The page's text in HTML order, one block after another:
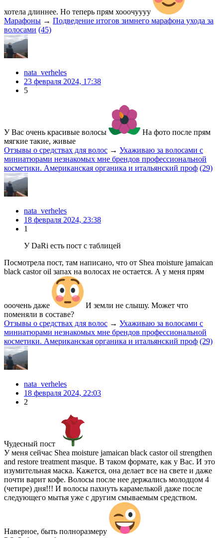
хотела длиннее. Но теперь прям хооочуууу
Марафоны → Подведение итогов зимнего марафона ухода за
волосами (45)
nata_verheles
23 февраля 2024, 17:38
5
У Вас очень красивые волосы
На фото после прям
мягкие такие, живые
Отзывы о средствах для волос → Ухаживаю за волосами с
миниатюрами незнакомых мне брендов профессиональной
косметики. Американская органика и итальянский проф (29)
nata_verheles
18 февраля 2024, 23:38
1
У DaRi есть пост с таблицей
Посмотрела пост, там написано, что от Shea moisture jamaican
black castor oil запах на волосах не остается. А у меня прям
ооочень даже
И земли не слышу. Может что
поменяли в составе?
Отзывы о средствах для волос → Ухаживаю за волосами с
миниатюрами незнакомых мне брендов профессиональной
косметики. Американская органика и итальянский проф (29)
nata_verheles
18 февраля 2024, 22:03
2
Чудесный пост
У меня сейчас Shea moisture jamaican black castor oil strengthen
and restore treatment masque. В таком формате, как у Вас. И это
изумительная маска. Кажется, она делает все на свете и даже
почти варит кофе. Волосы после нее держались молодцом 4
(четире) дня!!! И волосы пахнуть карамелькой даже после
следующего мытья уже с другим смываемым средством.
Наверное, быть полноразмеру